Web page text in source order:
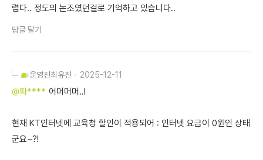
렵다.. 정도의 논조였던걸로 기억하고 있습니다..
답글 달기
운영진최유진 2025-12-11
@파**** 어머머머..!
현재 KT인터넷에 교육청 할인이 적용되어 : 인터넷 요금이 0원인 상태
군요~?!